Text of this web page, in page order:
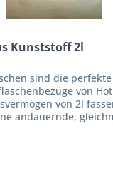
Kunststoff 2l
sind die
von
von 2l
andauernde,